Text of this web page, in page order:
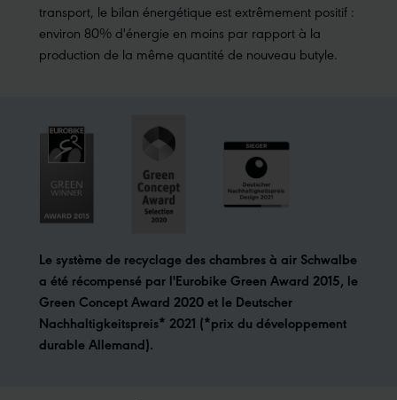
transport, le bilan énergétique est extrêmement positif :
environ 80% d'énergie en moins par rapport à la
production de la même quantité de nouveau butyle.
Le système de recyclage des chambres à air Schwalbe
a été récompensé par l'Eurobike Green Award 2015, le
Green Concept Award 2020 et le Deutscher
Nachhaltigkeitspreis* 2021 (*prix du développement
durable Allemand).